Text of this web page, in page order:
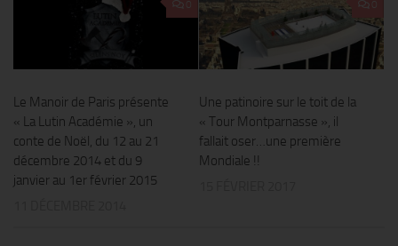
Le Manoir de Paris présente
« La Lutin Académie », un
conte de Noël, du 12 au 21
décembre 2014 et du 9
janvier au 1er février 2015
Une patinoire sur le toit de la
« Tour Montparnasse », il
fallait oser…une première
Mondiale !!